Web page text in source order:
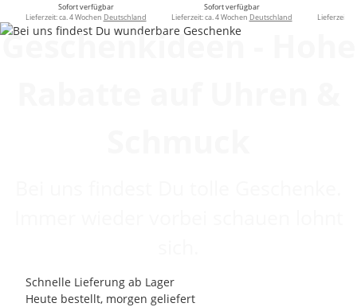
Sofort verfügbar
Lieferzeit:ca. 4 Wochen Deutschland
Sofort verfügbar
Lieferzeit:ca. 4 Wochen Deutschland
Lieferzeit:
Geschenkideen - Hohe
Schnelle Lieferung ab Lager
Heute bestellt, morgen geliefert